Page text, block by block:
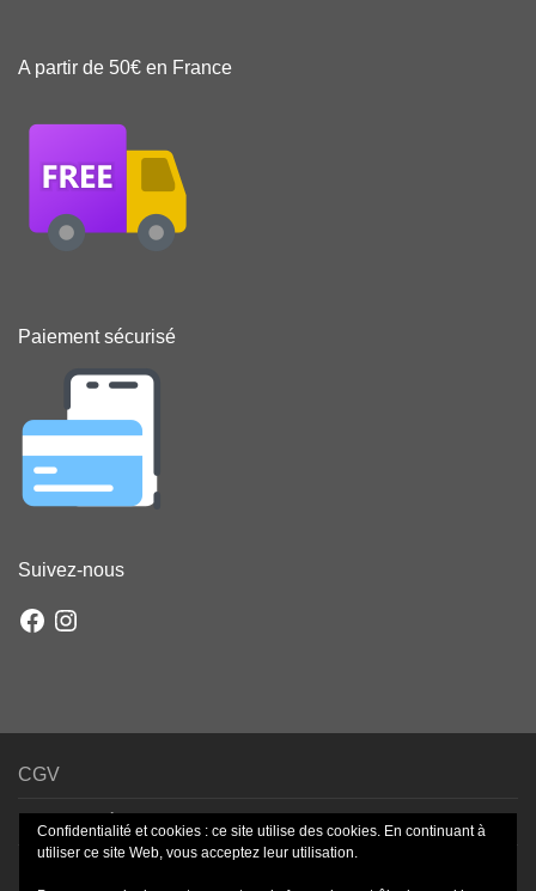
A partir de 50€ en France
Paiement sécurisé
Suivez-nous
FacebookInstagram
CGV
Mentions légales
Confidentialité et cookies : ce site utilise des cookies. En continuant à
utiliser ce site Web, vous acceptez leur utilisation.